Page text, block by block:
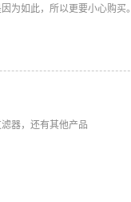
为如此，所以更要小心购买。
器，还有其他产品